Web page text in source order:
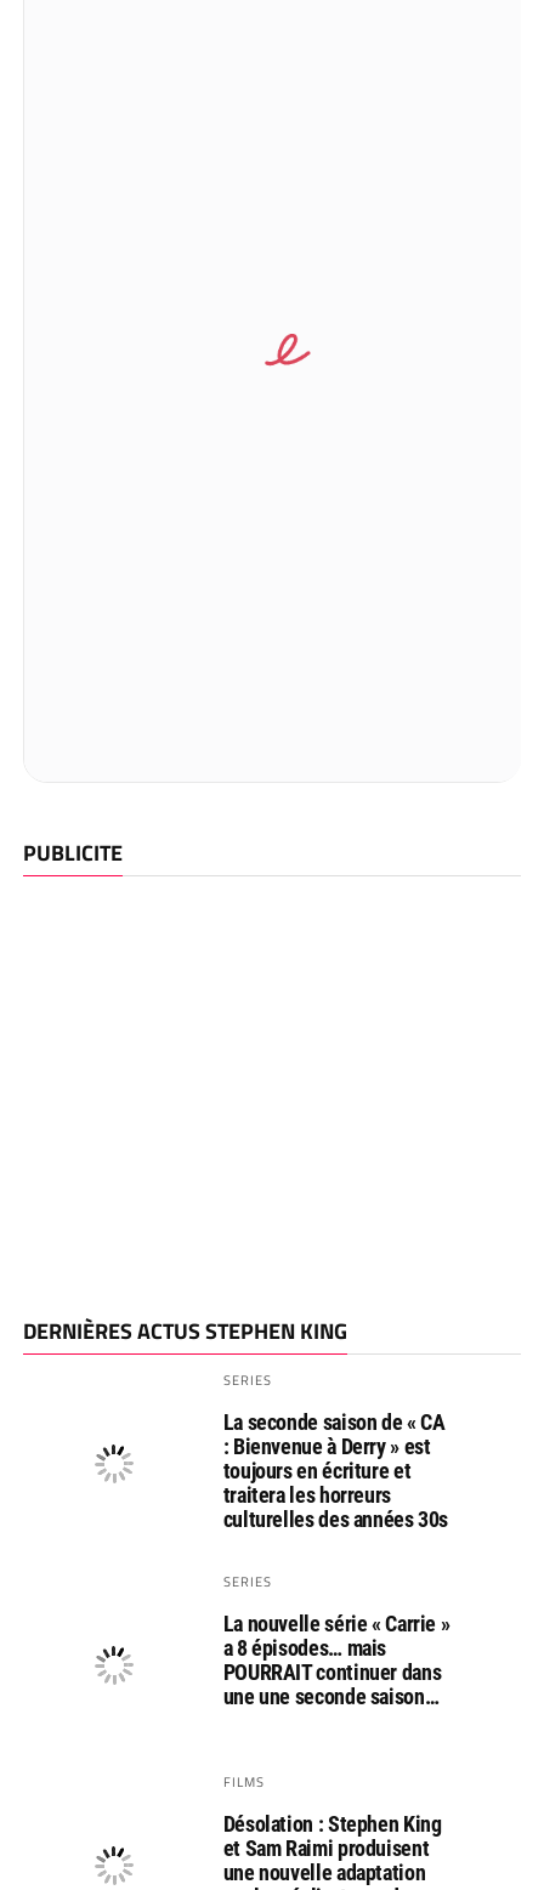
PUBLICITE
DERNIÈRES ACTUS STEPHEN KING
SERIES
La seconde saison de « CA
: Bienvenue à Derry » est
toujours en écriture et
traitera les horreurs
culturelles des années 30s
SERIES
La nouvelle série « Carrie »
a 8 épisodes… mais
POURRAIT continuer dans
une une seconde saison…
FILMS
Désolation : Stephen King
et Sam Raimi produisent
une nouvelle adaptation